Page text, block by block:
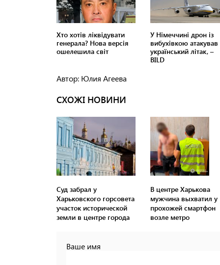
Автор: Юлия Агеева
СХОЖІ НОВИНИ
Суд забрал у
Харьковского горсовета
участок исторической
земли в центре города
В центре Харькова
мужчина выхватил у
прохожей смартфон
возле метро
Ваше имя